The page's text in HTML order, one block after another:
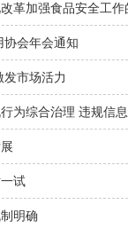
革加强食品安全工作
协会年会通知
市场活力
为综合治理 违规信
试
明确